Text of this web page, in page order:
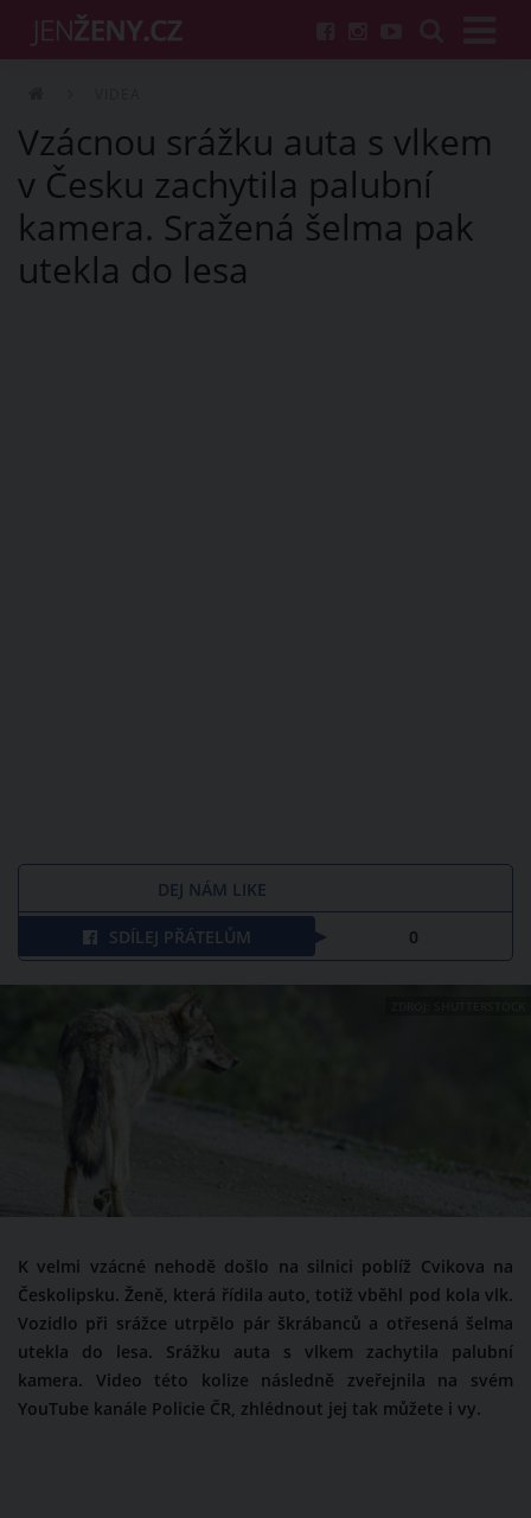
Vzácnou srážku auta s vlkem
v Česku zachytila palubní
kamera. Sražená šelma pak
utekla do lesa
DEJ NÁM LIKE
SDÍLEJ PŘÁTELŮM 0
K velmi vzácné nehodě došlo na silnici poblíž Cvikova na
Českolipsku. Ženě, která řídila auto, totiž vběhl pod kola vlk.
Vozidlo při srážce utrpělo pár škrábanců a otřesená šelma
utekla do lesa. Srážku auta s vlkem zachytila palubní
kamera. Video této kolize následně zveřejnila na svém
YouTube kanále Policie ČR, zhlédnout jej tak můžete i vy.